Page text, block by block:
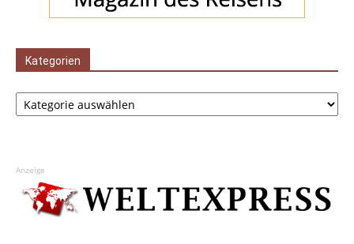
Kategorien
Kategorien
Anzeige